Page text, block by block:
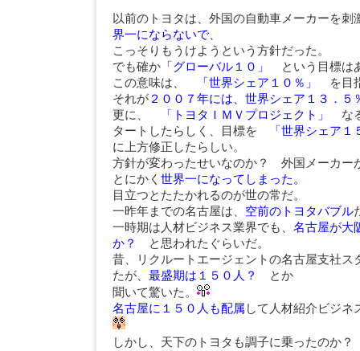
以前のトヨタは、外国の自動車メーカーを刺
界一にならないで、
こっそりもうけようという方針だった。
でも確か 「グローバル１０」
という目標は
この意味は、
「世界シェア１０％」
を目
それが ２００７年には、世界シェア１３．
更に、
「トヨタＩＭＶプロジェクト」
な
タートしたらしく、目標を
「世界シェア１
に上方修正したらしい。
方針が変わったせいなのか？ 外国メーカ
とにかく 世界一になってしまった。
目立つとたたかれるのが世の常だ。
一昨年までの名古屋は、 空前のトヨタバブル
一時期は人材ビジネス業界でも、 名古屋が大
か？
と思われたぐらいだ。
昔、リクルートエージェントの名古屋支社ス
たが、 最盛期は１５０人？
とか
聞いて驚いた。
名古屋に１５０人も配属 して人材紹介ビジネ
しかし、天下のトヨタも調子に乗ったのか